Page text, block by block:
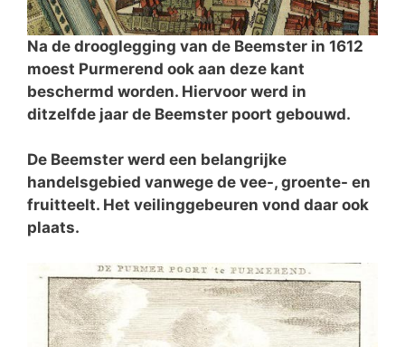
Na de drooglegging van de Beemster in 1612
moest Purmerend ook aan deze kant
beschermd worden. Hiervoor werd in
ditzelfde jaar de Beemster poort gebouwd.
De Beemster werd een belangrijke
handelsgebied vanwege de vee-, groente- en
fruitteelt. Het veilinggebeuren vond daar ook
plaats.